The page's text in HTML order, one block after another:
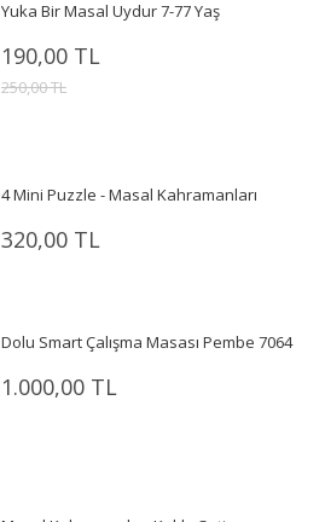
Yuka Bir Masal Uydur 7-77 Yaş
190,00 TL
250,00 TL
4 Mini Puzzle - Masal Kahramanları
320,00 TL
Dolu Smart Çalışma Masası Pembe 7064
1.000,00 TL